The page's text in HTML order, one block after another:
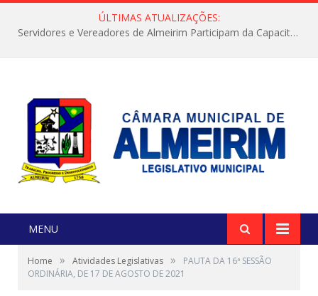
ÚLTIMAS ATUALIZAÇÕES:
Servidores e Vereadores de Almeirim Participam da Capacitação “Orientar é a Nossa Missão”
MENU
Home » Atividades Legislativas »
PAUTA DA 16ª SESSÃO
ORDINÁRIA, DE 17 DE AGOSTO DE 2021